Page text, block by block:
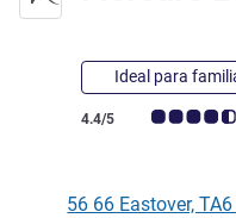
Ideal para
Nota de clientes de Avis
4.4/5
56 66 Eastover,